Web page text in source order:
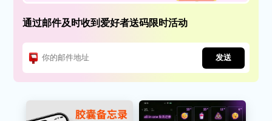
通过邮件及时收到爱好者送码限时活动
发送